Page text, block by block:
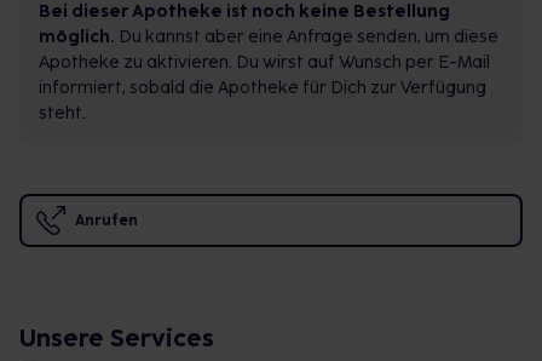
Bei dieser Apotheke ist noch keine Bestellung
möglich. Du kannst aber eine Anfrage senden, um diese
Apotheke zu aktivieren. Du wirst auf Wunsch per E-Mail
informiert, sobald die Apotheke für Dich zur Verfügung
steht.
Anrufen
Unsere Services